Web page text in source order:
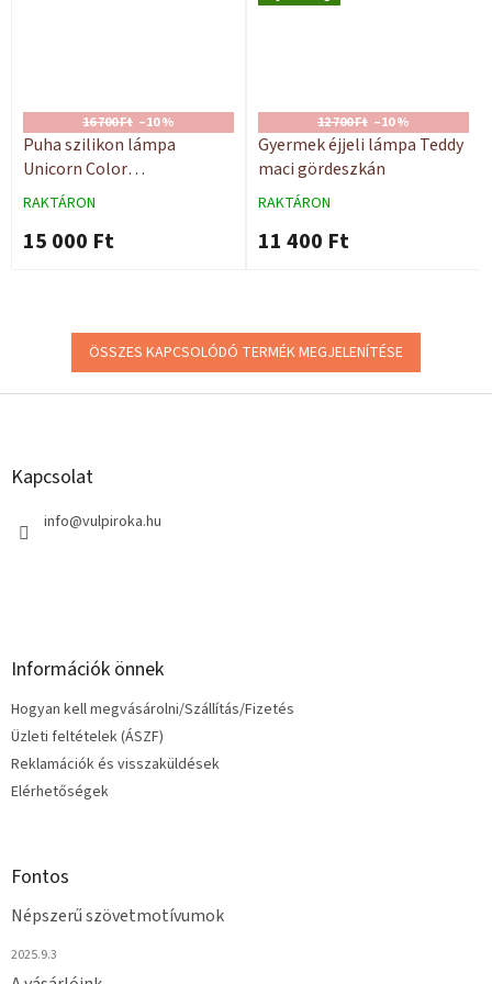
16 700 Ft –10 %
Puha szilikon lámpa
Unicorn Color
távirányítóval
RAKTÁRON
15 000 Ft
12 700 Ft –10 %
Gyermek éjjeli lámpa Teddy
maci gördeszkán
RAKTÁRON
11 400 Ft
ÖSSZES KAPCSOLÓDÓ TERMÉK MEGJELENÍTÉSE
L
Kapcsolat
info@vulpiroka.hu
Információk önnek
Hogyan kell megvásárolni/Szállítás/Fizetés
Üzleti feltételek (ÁSZF)
Reklamációk és visszaküldések
Elérhetőségek
Fontos
Népszerű szövetmotívumok
2025.9.3